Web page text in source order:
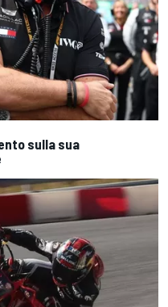
sulla sua